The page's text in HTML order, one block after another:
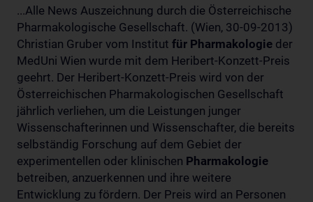
...Alle News Auszeichnung durch die Österreichische
Pharmakologische Gesellschaft. (Wien, 30-09-2013)
Christian Gruber vom Institut für Pharmakologie der
MedUni Wien wurde mit dem Heribert-Konzett-Preis
geehrt. Der Heribert-Konzett-Preis wird von der
Österreichischen Pharmakologischen Gesellschaft
jährlich verliehen, um die Leistungen junger
Wissenschafterinnen und Wissenschafter, die bereits
selbständig Forschung auf dem Gebiet der
experimentellen oder klinischen Pharmakologie
betreiben, anzuerkennen und ihre weitere
Entwicklung zu fördern. Der Preis wird an Personen